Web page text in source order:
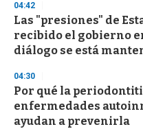
04:42
Las "presiones" de
recibido el gobierno
diálogo se está
04:30
Por qué la
enfermedades
ayudan a prevenirla